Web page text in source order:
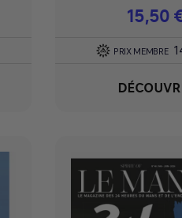
Prix
15,50
PRIX MEMBRE